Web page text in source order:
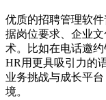
优质的招聘管理软
据岗位要求、企业
术。比如在电话邀
HR用更具吸引力的
业务挑战与成长平
境。